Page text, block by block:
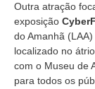
Outra atração
exposição
do Amanhã
localizado no
com o Museu de
para todos os